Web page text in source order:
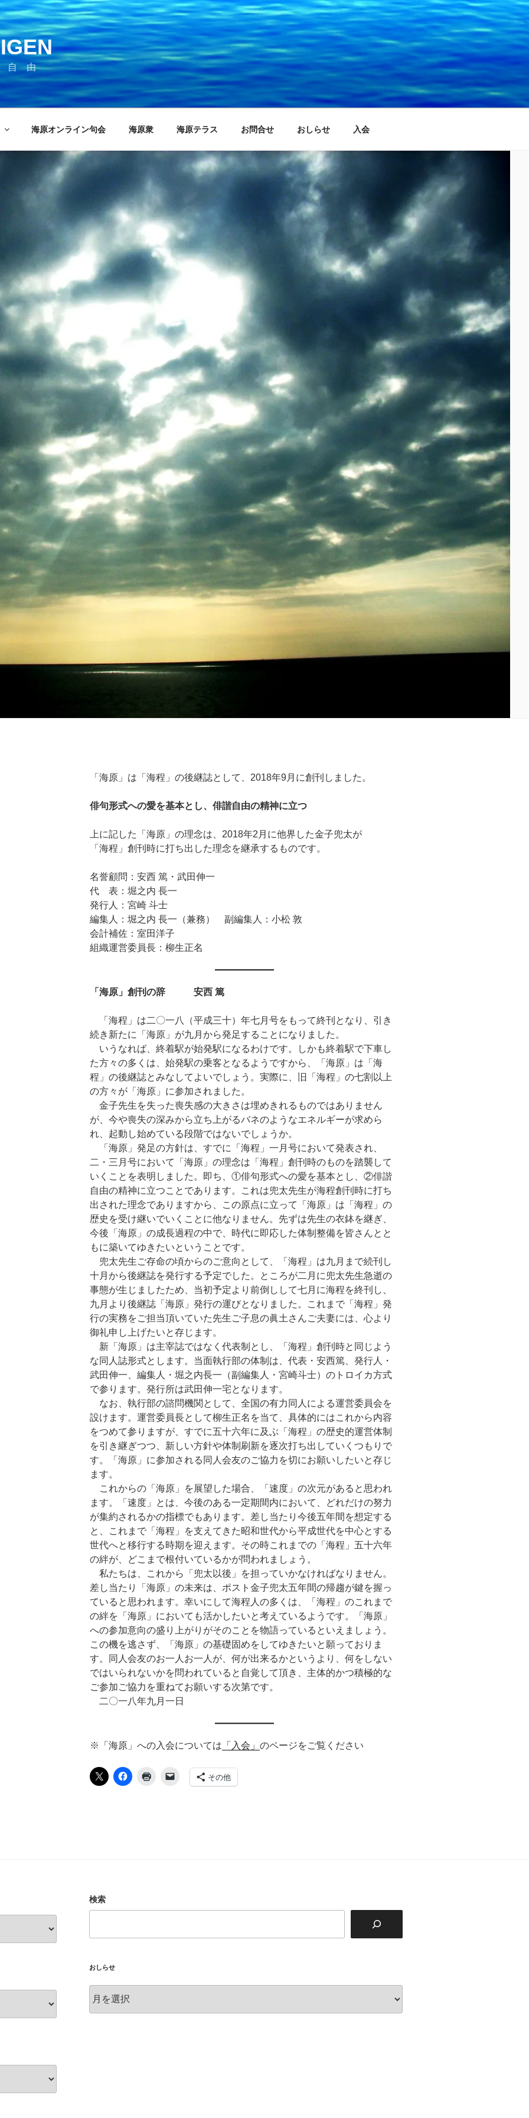
自 由
海原オンライン句会 海原衆 海原テラス お問合せ おしらせ 入会
「海原」は「海程」の後継誌として、2018年9月に創刊しました。
俳句形式への愛を基本とし、俳諧自由の精神に立つ
上に記した「海原」の理念は、2018年2月に他界した金子兜太が
「海程」創刊時に打ち出した理念を継承するものです。
名誉顧問：安西 篤・武田伸一
代 表：堀之内 長一
発行人：宮崎 斗士
編集人：堀之内 長一（兼務） 副編集人：小松 敦
会計補佐：室田洋子
組織運営委員長：柳生正名
「海原」創刊の辞 安西 篤
「海程」は二〇一八（平成三十）年七月号をもって終刊となり、引き
続き新たに「海原」が九月から発足することになりました。
いうなれば、終着駅が始発駅になるわけです。しかも終着駅で下車し
た方々の多くは、始発駅の乗客となるようですから、「海原」は「海
程」の後継誌とみなしてよいでしょう。実際に、旧「海程」の七割以上
の方々が「海原」に参加されました。
金子先生を失った喪失感の大きさは埋めきれるものではありません
が、今や喪失の深みから立ち上がるバネのようなエネルギーが求めら
れ、起動し始めている段階ではないでしょうか。
「海原」発足の方針は、すでに「海程」一月号において発表され、
二・三月号において「海原」の理念は「海程」創刊時のものを踏襲して
いくことを表明しました。即ち、①俳句形式への愛を基本とし、②俳諧
自由の精神に立つことであります。これは兜太先生が海程創刊時に打ち
出された理念でありますから、この原点に立って「海原」は「海程」の
歴史を受け継いでいくことに他なりません。先ずは先生の衣鉢を継ぎ、
今後「海原」の成長過程の中で、時代に即応した体制整備を皆さんとと
もに築いてゆきたいということです。
兜太先生ご存命の頃からのご意向として、「海程」は九月まで続刊し
十月から後継誌を発行する予定でした。ところが二月に兜太先生急逝の
事態が生じましたため、当初予定より前倒しして七月に海程を終刊し、
九月より後継誌「海原」発行の運びとなりました。これまで「海程」発
行の実務をご担当頂いていた先生ご子息の眞土さんご夫妻には、心より
御礼申し上げたいと存じます。
新「海原」は主宰誌ではなく代表制とし、「海程」創刊時と同じよう
な同人誌形式とします。当面執行部の体制は、代表・安西篤、発行人・
武田伸一、編集人・堀之内長一（副編集人・宮崎斗士）のトロイカ方式
で参ります。発行所は武田伸一宅となります。
なお、執行部の諮問機関として、全国の有力同人による運営委員会を
設けます。運営委員長として柳生正名を当て、具体的にはこれから内容
をつめて参りますが、すでに五十六年に及ぶ「海程」の歴史的運営体制
を引き継ぎつつ、新しい方針や体制刷新を逐次打ち出していくつもりで
す。「海原」に参加される同人会友のご協力を切にお願いしたいと存じ
ます。
これからの「海原」を展望した場合、「速度」の次元があると思われ
ます。「速度」とは、今後のある一定期間内において、どれだけの努力
が集約されるかの指標でもあります。差し当たり今後五年間を想定する
と、これまで「海程」を支えてきた昭和世代から平成世代を中心とする
世代へと移行する時期を迎えます。その時これまでの「海程」五十六年
の絆が、どこまで根付いているかが問われましょう。
私たちは、これから「兜太以後」を担っていかなければなりません。
差し当たり「海原」の未来は、ポスト金子兜太五年間の帰趨が鍵を握っ
ていると思われます。幸いにして海程人の多くは、「海程」のこれまで
の絆を「海原」においても活かしたいと考えているようです。「海原」
への参加意向の盛り上がりがそのことを物語っているといえましょう。
この機を逃さず、「海原」の基礎固めをしてゆきたいと願っておりま
す。同人会友のお一人お一人が、何が出来るかというより、何をしない
ではいられないかを問われていると自覚して頂き、主体的かつ積極的な
ご参加ご協力を重ねてお願いする次第です。
二〇一八年九月一日
※「海原」への入会については 「入会」 のページをご覧ください
その他
検索
おしらせ
し